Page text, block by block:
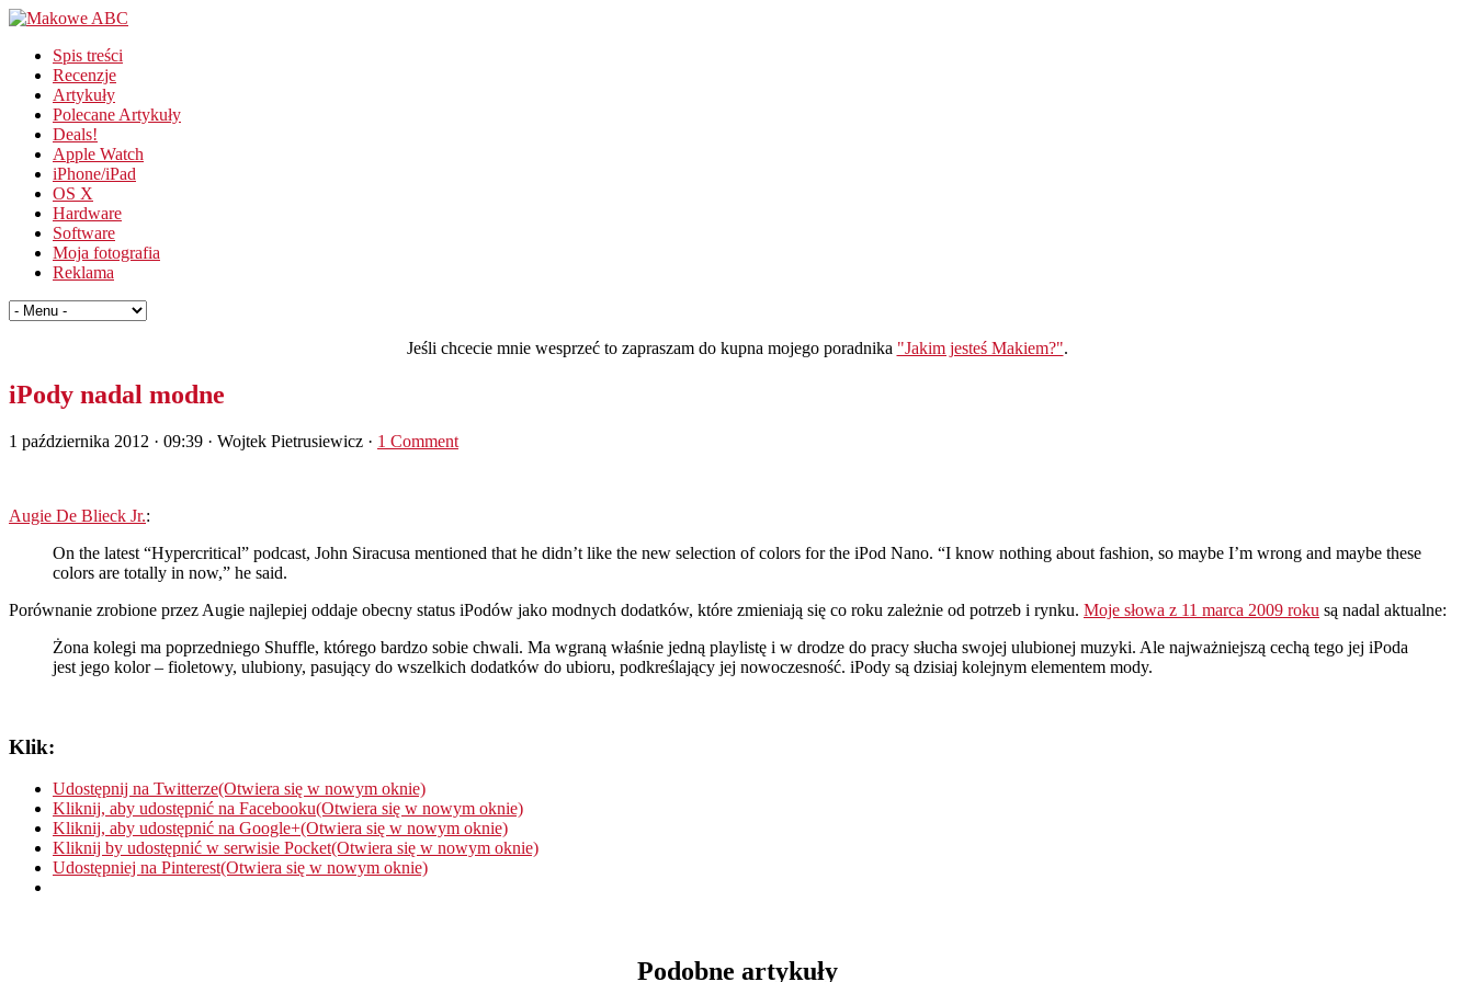
Spis treści
Recenzje
Artykuły
Polecane Artykuły
Deals!
Apple Watch
iPhone/iPad
OS X
Hardware
Software
Moja fotografia
Reklama
Jeśli chcecie mnie wesprzeć to zapraszam do kupna mojego poradnika "Jakim jesteś Makiem?".
iPody nadal modne
1 października 2012 · 09:39 · Wojtek Pietrusiewicz · 1 Comment
Augie De Blieck Jr.:
On the latest “Hypercritical” podcast, John Siracusa mentioned that he didn’t like the new selection of colors for the iPod Nano. “I know nothing about fashion, so maybe I’m wrong and maybe these
colors are totally in now,” he said.
Porównanie zrobione przez Augie najlepiej oddaje obecny status iPodów jako modnych dodatków, które zmieniają się co roku zależnie od potrzeb i rynku. Moje słowa z 11 marca 2009 roku są nadal aktualne:
Żona kolegi ma poprzedniego Shuffle, którego bardzo sobie chwali. Ma wgraną właśnie jedną playlistę i w drodze do pracy słucha swojej ulubionej muzyki. Ale najważniejszą cechą tego jej iPoda
jest jego kolor – fioletowy, ulubiony, pasujący do wszelkich dodatków do ubioru, podkreślający jej nowoczesność. iPody są dzisiaj kolejnym elementem mody.
Klik:
Udostępnij na Twitterze(Otwiera się w nowym oknie)
Kliknij, aby udostępnić na Facebooku(Otwiera się w nowym oknie)
Kliknij, aby udostępnić na Google+(Otwiera się w nowym oknie)
Kliknij by udostępnić w serwisie Pocket(Otwiera się w nowym oknie)
Udostępniej na Pinterest(Otwiera się w nowym oknie)
Podobne artykuły